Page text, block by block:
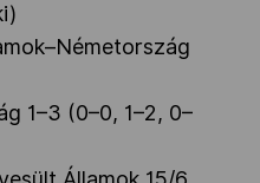
1–3 (0–0, 1–2, 0–